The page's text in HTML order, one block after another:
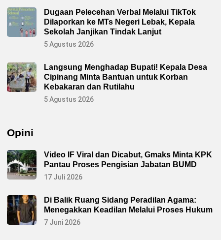
Dugaan Pelecehan Verbal Melalui TikTok
Dilaporkan ke MTs Negeri Lebak, Kepala
Sekolah Janjikan Tindak Lanjut
5 Agustus 2026
Langsung Menghadap Bupati! Kepala Desa
Cipinang Minta Bantuan untuk Korban
Kebakaran dan Rutilahu
5 Agustus 2026
Opini
Video IF Viral dan Dicabut, Gmaks Minta KPK
Pantau Proses Pengisian Jabatan BUMD
17 Juli 2026
Di Balik Ruang Sidang Peradilan Agama:
Menegakkan Keadilan Melalui Proses Hukum
7 Juni 2026